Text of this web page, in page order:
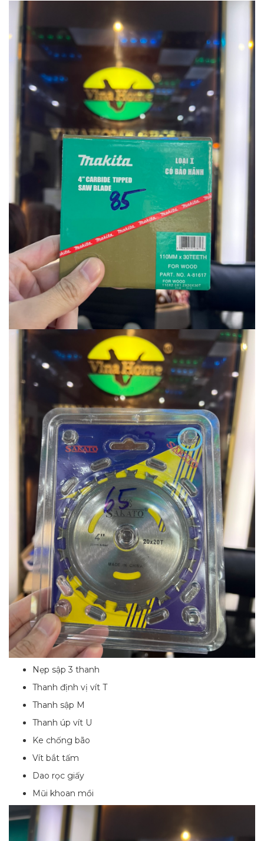
Nẹp sập 3 thanh
Thanh định vị vít T
Thanh sập M
Thanh úp vít U
Ke chống bão
Vít bắt tấm
Dao rọc giấy
Mũi khoan mồi